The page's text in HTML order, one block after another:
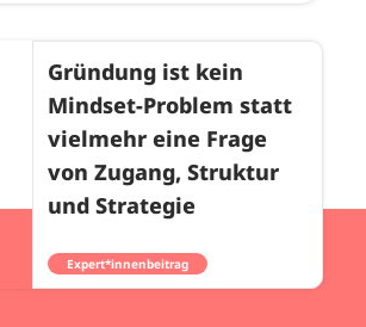
Gründung ist kein
Mindset-Problem statt
vielmehr eine Frage
von Zugang, Struktur
und Strategie
Expert*innenbeitrag